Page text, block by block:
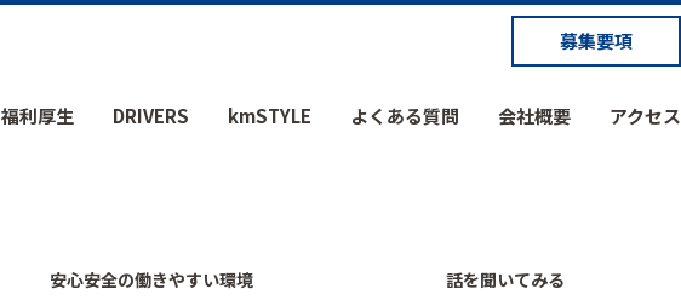
募集要項
福利厚生 DRIVERS kmSTYLE よくある質問 会社概要 アクセス
安心安全の働きやすい環境 話を聞いてみる